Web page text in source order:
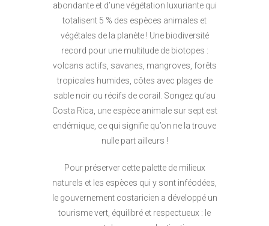
abondante et d’une végétation luxuriante qui
totalisent 5 % des espèces animales et
végétales de la planète ! Une biodiversité
record pour une multitude de biotopes :
volcans actifs, savanes, mangroves, forêts
tropicales humides, côtes avec plages de
sable noir ou récifs de corail. Songez qu’au
Costa Rica, une espèce animale sur sept est
endémique, ce qui signifie qu’on ne la trouve
nulle part ailleurs !
Pour préserver cette palette de milieux
naturels et les espèces qui y sont inféodées,
le gouvernement costaricien a développé un
tourisme vert, équilibré et respectueux : le